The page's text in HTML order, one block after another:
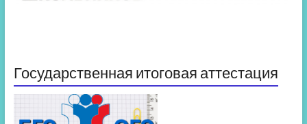
Государственная итоговая аттестация